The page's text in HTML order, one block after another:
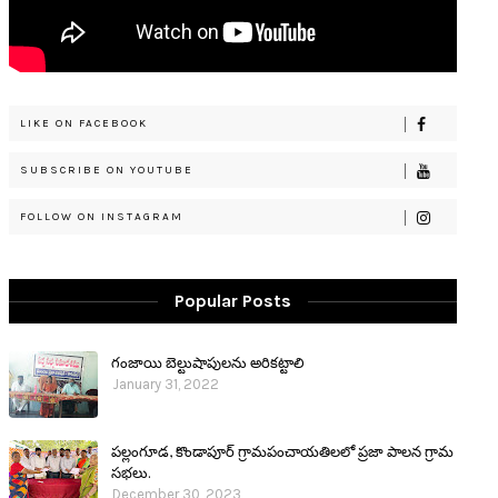
LIKE ON FACEBOOK
SUBSCRIBE ON YOUTUBE
FOLLOW ON INSTAGRAM
Popular Posts
గంజాయి బెల్టుషాపులను అరికట్టాలి
January 31, 2022
పల్లంగూడ, కొండాపూర్ గ్రామపంచాయతిలలో ప్రజా పాలన గ్రామ
సభలు.
December 30, 2023